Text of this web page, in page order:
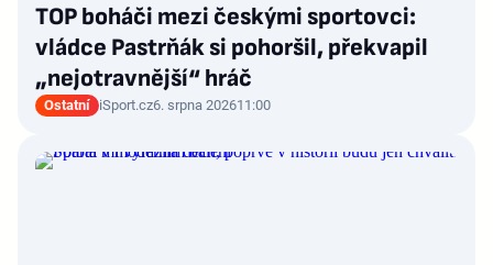
TOP boháči mezi českými sportovci:
vládce Pastrňák si pohoršil, překvapil
„nejotravnější“ hráč
Ostatní iSport.cz6. srpna 202611:00